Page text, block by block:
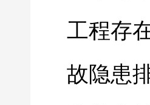
工程存
故隐患